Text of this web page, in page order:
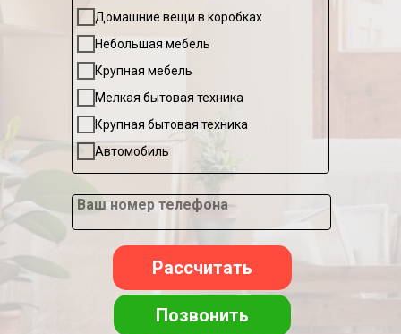
ТРАНСПОРТИРОВКИ
ПЕРЕЕЗД
Домашние вещи в коробках
Небольшая мебель
Крупная мебель
Мелкая бытовая техника
Крупная бытовая техника
Автомобиль
Ваш номер телефона
Рассчитать
Позвонить